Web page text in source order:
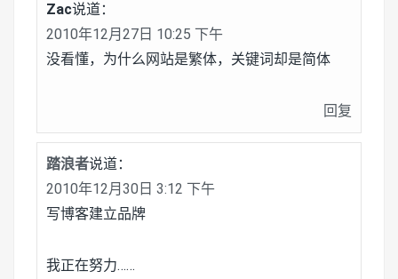
Zac说道：
2010年12月27日 10:25 下午
没看懂，为什么网站是繁体，关键词却是简体
回复
踏浪者说道：
2010年12月30日 3:12 下午
写博客建立品牌
我正在努力……